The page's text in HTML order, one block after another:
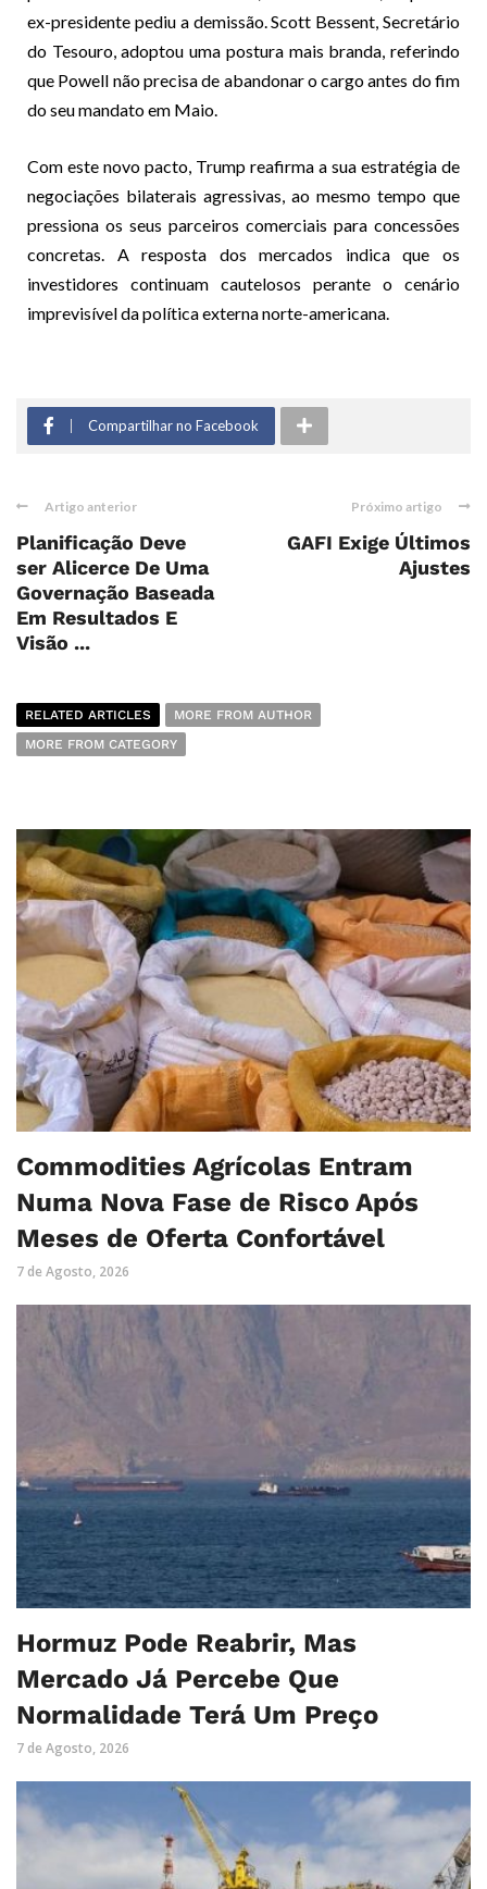
ex-presidente pediu a demissão. Scott Bessent, Secretário
do Tesouro, adoptou uma postura mais branda, referindo
que Powell não precisa de abandonar o cargo antes do fim
do seu mandato em Maio.
Com este novo pacto, Trump reafirma a sua estratégia de
negociações bilaterais agressivas, ao mesmo tempo que
pressiona os seus parceiros comerciais para concessões
concretas. A resposta dos mercados indica que os
investidores continuam cautelosos perante o cenário
imprevisível da política externa norte-americana.
Compartilhar no Facebook
Artigo anterior
Planificação Deve
ser Alicerce De Uma
Governação Baseada
Em Resultados E
Visão ...
Próximo artigo
GAFI Exige Últimos
Ajustes
RELATED ARTICLES
MORE FROM AUTHOR
MORE FROM CATEGORY
Commodities Agrícolas Entram
Numa Nova Fase de Risco Após
Meses de Oferta Confortável
7 de Agosto, 2026
Hormuz Pode Reabrir, Mas
Mercado Já Percebe Que
Normalidade Terá Um Preço
7 de Agosto, 2026